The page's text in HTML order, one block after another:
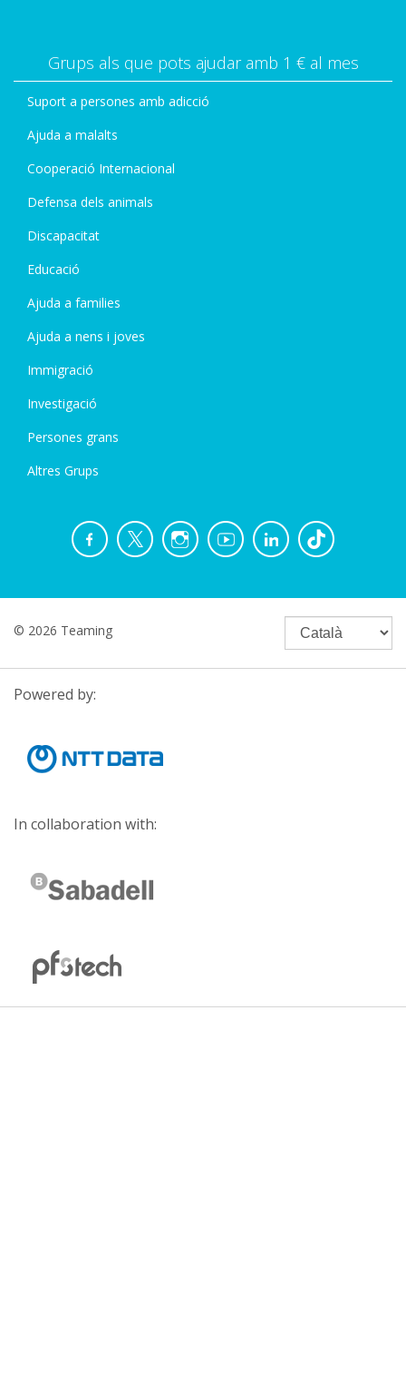
Grups als que pots ajudar amb 1 € al mes
Suport a persones amb adicció
Ajuda a malalts
Cooperació Internacional
Defensa dels animals
Discapacitat
Educació
Ajuda a families
Ajuda a nens i joves
Immigració
Investigació
Persones grans
Altres Grups
© 2026 Teaming
Powered by:
In collaboration with: